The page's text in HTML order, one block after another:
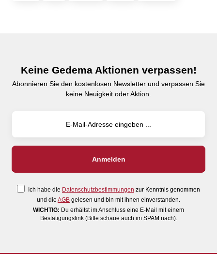
Keine Gedema Aktionen verpassen!
Abonnieren Sie den kostenlosen Newsletter und verpassen Sie
keine Neuigkeit oder Aktion.
Ich habe die Datenschutzbestimmungen zur Kenntnis genommen
und die AGB gelesen und bin mit ihnen einverstanden.
WICHTIG: Du erhältst im Anschluss eine E-Mail mit einem
Bestätigungslink (Bitte schaue auch im SPAM nach).